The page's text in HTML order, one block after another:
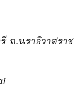
ถ.นราธิวาสราช